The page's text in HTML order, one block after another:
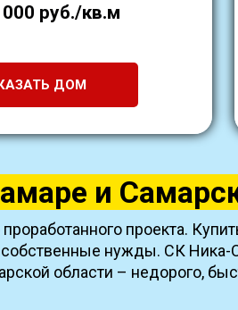
руб./кв.м
ДОМ
и
проекта.
нужды. СК
области – недорого,